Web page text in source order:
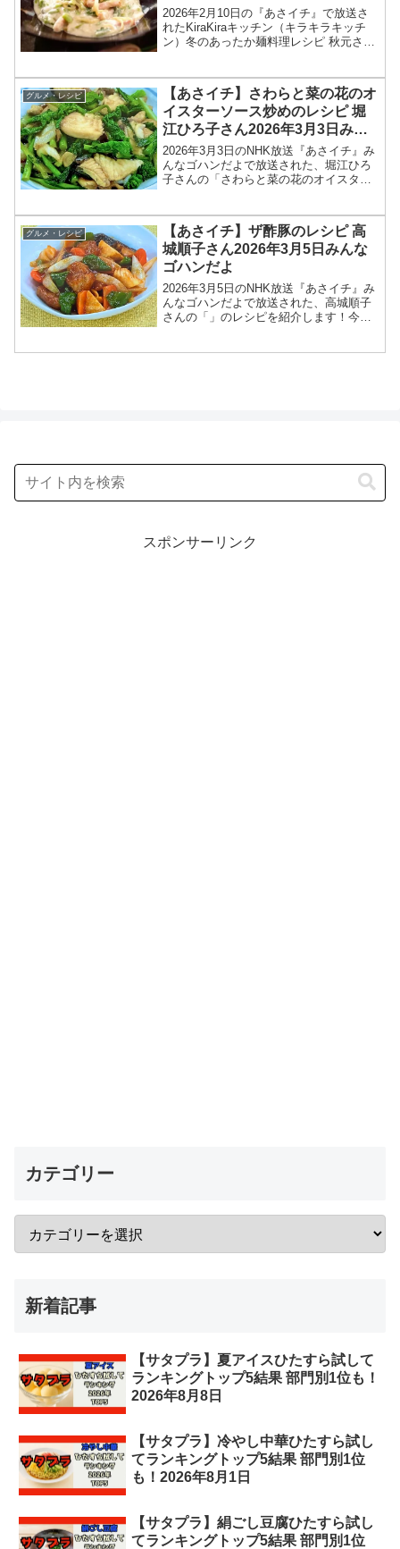
チン2026年2月10日
2026年2月10日の『あさイチ』で放送さ
れたKiraKiraキッチン（キラキラキッチ
ン）冬のあったか麺料理レシピ 秋元さく
さイチ」では、KiraKiraキッチンで、...
グルメ・レシピ
【あさイチ】さわらと菜の花のオ
イスターソース炒めのレシピ 堀
江ひろ子さん2026年3月3日みん
なゴハンだよ
2026年3月3日のNHK放送『あさイチ』み
んなゴハンだよで放送された、堀江ひろ
子さんの「さわらと菜の花のオイスター
研究家の堀江ひろ子さんが登場！さわら
はふっくら、菜...
グルメ・レシピ
【あさイチ】ザ酢豚のレシピ 高
城順子さん2026年3月5日みんな
ゴハンだよ
2026年3月5日のNHK放送『あさイチ』み
んなゴハンだよで放送された、高城順子
さんの「」のレシピを紹介します！今回
スポンサーリンク
カテゴリー
新着記事
【サタプラ】夏アイスひたすら試して
ランキングトップ5結果 部門別1位も！
2026年8月8日
【サタプラ】冷やし中華ひたすら試し
てランキングトップ5結果 部門別1位
も！2026年8月1日
【サタプラ】絹ごし豆腐ひたすら試し
てランキングトップ5結果 部門別1位